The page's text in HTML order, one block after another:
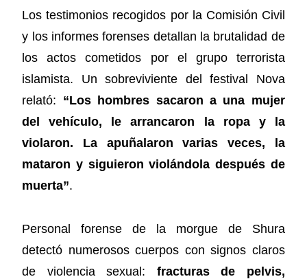
Los testimonios recogidos por la Comisión Civil
y los informes forenses detallan la brutalidad de
los actos cometidos por el grupo terrorista
islamista. Un sobreviviente del festival Nova
relató: “Los hombres sacaron a una mujer
del vehículo, le arrancaron la ropa y la
violaron. La apuñalaron varias veces, la
mataron y siguieron violándola después de
muerta”.
Personal forense de la morgue de Shura
detectó numerosos cuerpos con signos claros
de violencia sexual: fracturas de pelvis,